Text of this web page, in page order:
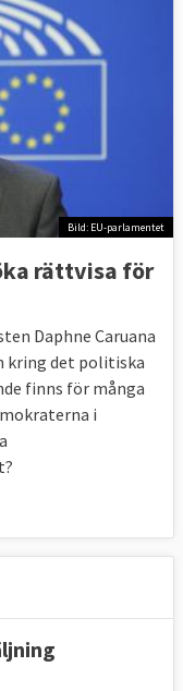
Bild: EU-parlamentet
rättvisa för
Daphne Caruana
kring det politiska
finns för många
i